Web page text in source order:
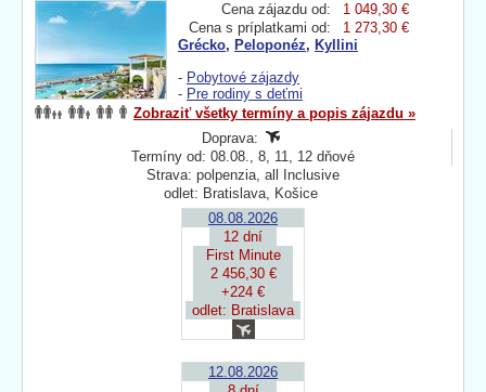
Cena zájazdu od:
1 049,30 €
Cena s príplatkami od:
1 273,30 €
Grécko, Peloponéz, Kyllini
- Pobytové zájazdy
- Pre rodiny s deťmi
Zobraziť všetky termíny a popis zájazdu »
Doprava:
Termíny od: 08.08., 8, 11, 12 dňové
Strava: polpenzia, all Inclusive
odlet: Bratislava, Košice
08.08.2026
12 dní
First Minute
2 456,30 €
+224 €
odlet: Bratislava
12.08.2026